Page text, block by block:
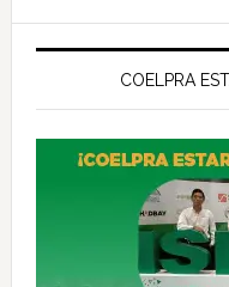
COELPRA